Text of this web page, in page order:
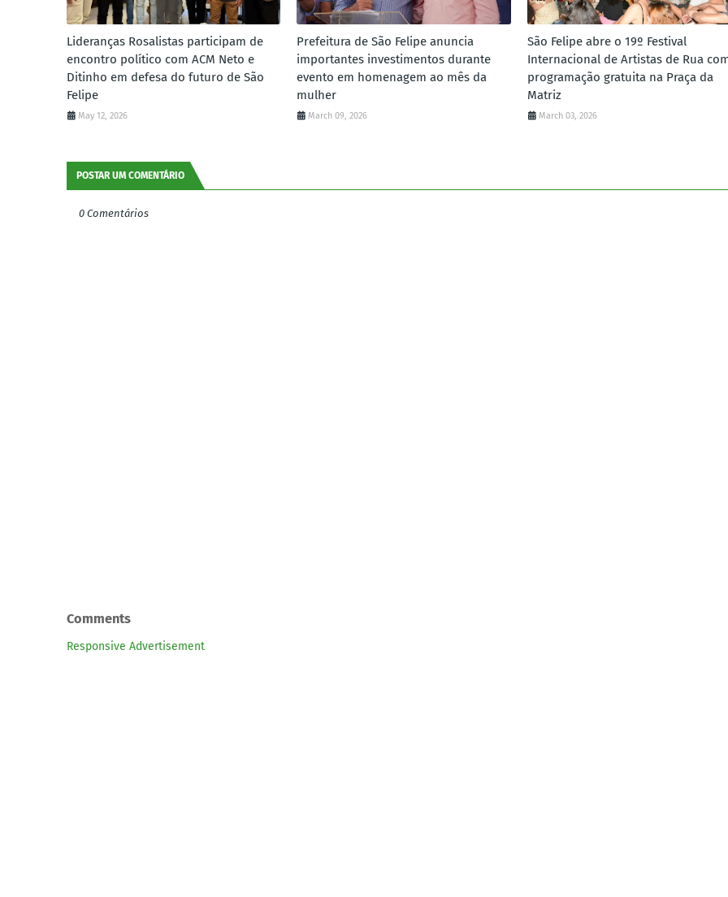
Lideranças Rosalistas participam de
encontro político com ACM Neto e
Ditinho em defesa do futuro de São
Felipe
May 12, 2026
Prefeitura de São Felipe anuncia
importantes investimentos durante
evento em homenagem ao mês da
mulher
March 09, 2026
São Felipe abre o 19º Festival
Internacional de Artistas de Rua
programação gratuita na Praça da
Matriz
March 03, 2026
POSTAR UM COMENTÁRIO
0 Comentários
Comments
Responsive Advertisement